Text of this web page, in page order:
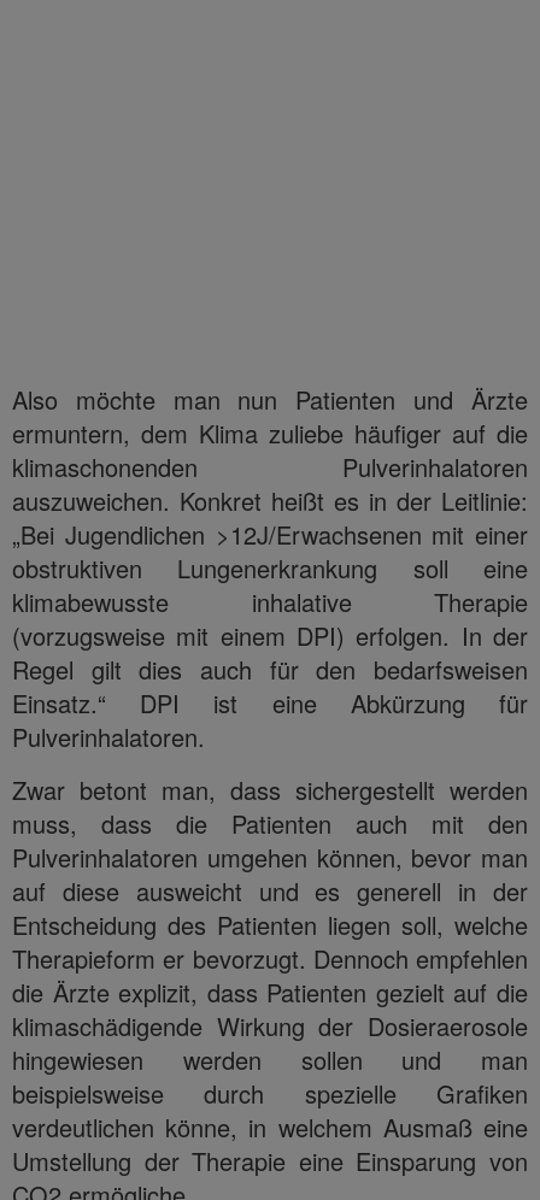
Also möchte man nun Patienten und Ärzte
ermuntern, dem Klima zuliebe häufiger auf die
klimaschonenden Pulverinhalatoren
auszuweichen. Konkret heißt es in der Leitlinie:
„Bei Jugendlichen >12J/Erwachsenen mit einer
obstruktiven Lungenerkrankung soll eine
klimabewusste inhalative Therapie
(vorzugsweise mit einem DPI) erfolgen. In der
Regel gilt dies auch für den bedarfsweisen
Einsatz.“ DPI ist eine Abkürzung für
Pulverinhalatoren.
Zwar betont man, dass sichergestellt werden
muss, dass die Patienten auch mit den
Pulverinhalatoren umgehen können, bevor man
auf diese ausweicht und es generell in der
Entscheidung des Patienten liegen soll, welche
Therapieform er bevorzugt. Dennoch empfehlen
die Ärzte explizit, dass Patienten gezielt auf die
klimaschädigende Wirkung der Dosieraerosole
hingewiesen werden sollen und man
beispielsweise durch spezielle Grafiken
verdeutlichen könne, in welchem Ausmaß eine
Umstellung der Therapie eine Einsparung von